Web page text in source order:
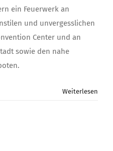
für
südafrikanische
ein Feuerwerk an
und unvergesslichen
Center und an
sowie den nahe
Weiterlesen